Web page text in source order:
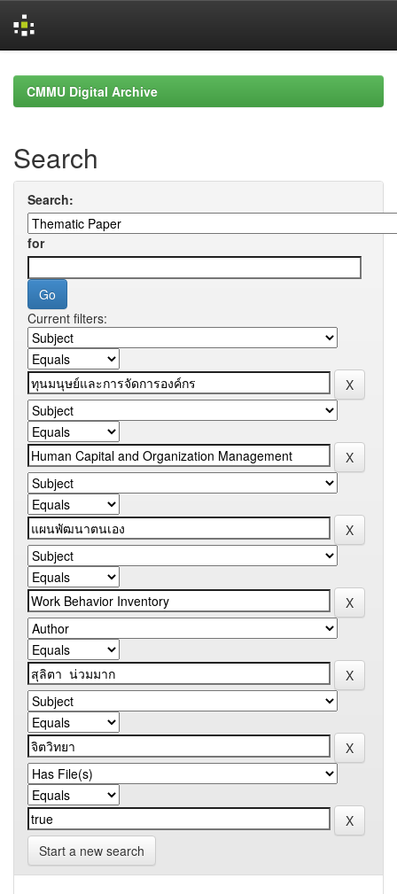
navigationCMMU Digital Archive
Search
Search:
for
Current filters:
Start a new search